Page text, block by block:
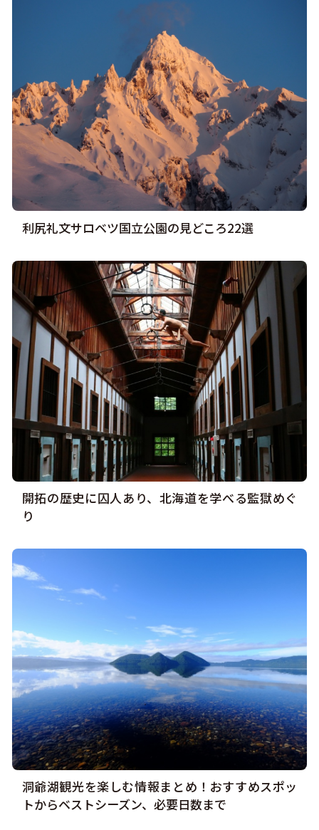
利尻礼文サロベツ国立公園の見どころ22選
開拓の歴史に囚人あり、北海道を学べる監獄めぐ
り
洞爺湖観光を楽しむ情報まとめ！おすすめスポッ
トからベストシーズン、必要日数まで